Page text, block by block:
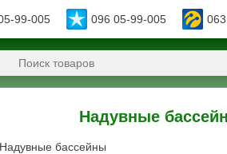
99-005 096 05-99-005
Надувные
Надувные бассейны